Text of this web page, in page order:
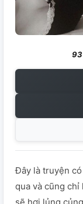
Đây là truyện
qua và cũng chỉ